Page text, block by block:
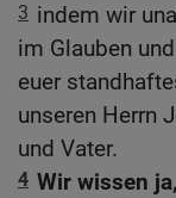
3 indem wir
im Glauben
euer
unseren Herrn
und Vater.
4 Wir wissen